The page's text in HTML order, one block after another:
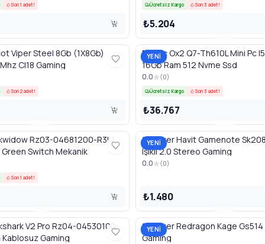
Son 1 adet! Ücretsiz Kargo Son 3 adet!
₺5.204
Viper Steel 8Gb (1X8Gb)
Cl18 Gaming
Son 2 adet!
YENİ
Prittec Ox2 Q7-Th610L Mini Pc
16Gb Ram 512 Nvme Ssd
0.0 (0)
Ücretsiz Kargo Son 3 adet!
₺36.767
Rz03-04681200-R3L1
Green Switch Mekanik
Son 1 adet!
YENİ
Speaker Havit Gamenote
Işıklı 2.0 Stereo Gaming
0.0 (0)
₺1.480
V2 Pro Rz04-04530100-
Kablosuz Gaming
YENİ
Speaker Redragon Kage Gs514
Gaming